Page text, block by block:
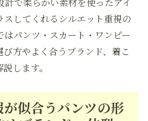
スしてくれるシルエット重視の
パンツ・スカート・ワンピー
方やよく合うブランド、着こ
します。
似合うパンツの形